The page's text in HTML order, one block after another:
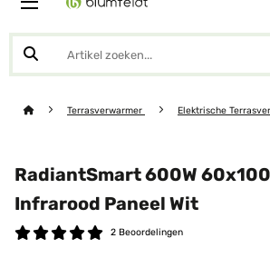
Terrasverwarmer Elektrische
RadiantSmart 600W
Infrarood Paneel Wit
2 Beoordelingen